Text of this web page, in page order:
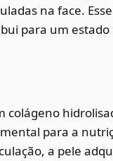
na face.
para um
colágeno
para a
a pele